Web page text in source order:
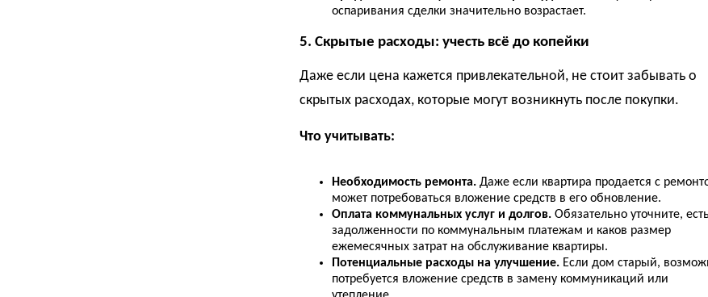
оспаривания сделки значительно возрастает.
5. Скрытые расходы: учесть всё до копейки
Даже если цена кажется привлекательной, не стоит забывать о
скрытых расходах, которые могут возникнуть после покупки.
Что учитывать:
Необходимость ремонта.Даже если квартира продается с
может потребоваться вложение средств в его обновление.
Оплата коммунальных услуг и долгов.Обязательно уточните,
задолженности по коммунальным платежам и каков размер
ежемесячных затрат на обслуживание квартиры.
Потенциальные расходы на улучшение.Если дом старый,
потребуется вложение средств в замену коммуникаций или